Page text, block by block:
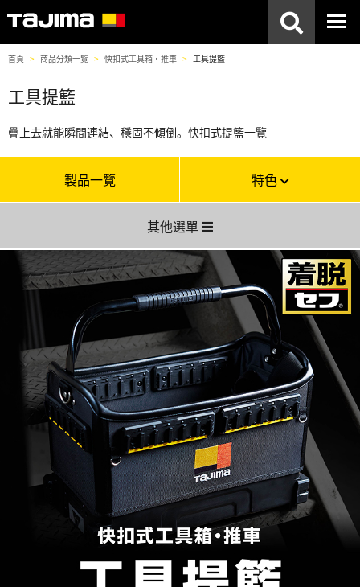
首頁 商品分類一覧 快扣式工具箱・推車 工具提籃
工具提籃
疊上去就能瞬間連結、穩固不傾倒。快扣式提籃一覽
製品一覽 特色
其他選單